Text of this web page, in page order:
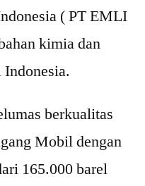
( PT EMLI
kimia dan
berkualitas
Mobil dengan
165.000 barel